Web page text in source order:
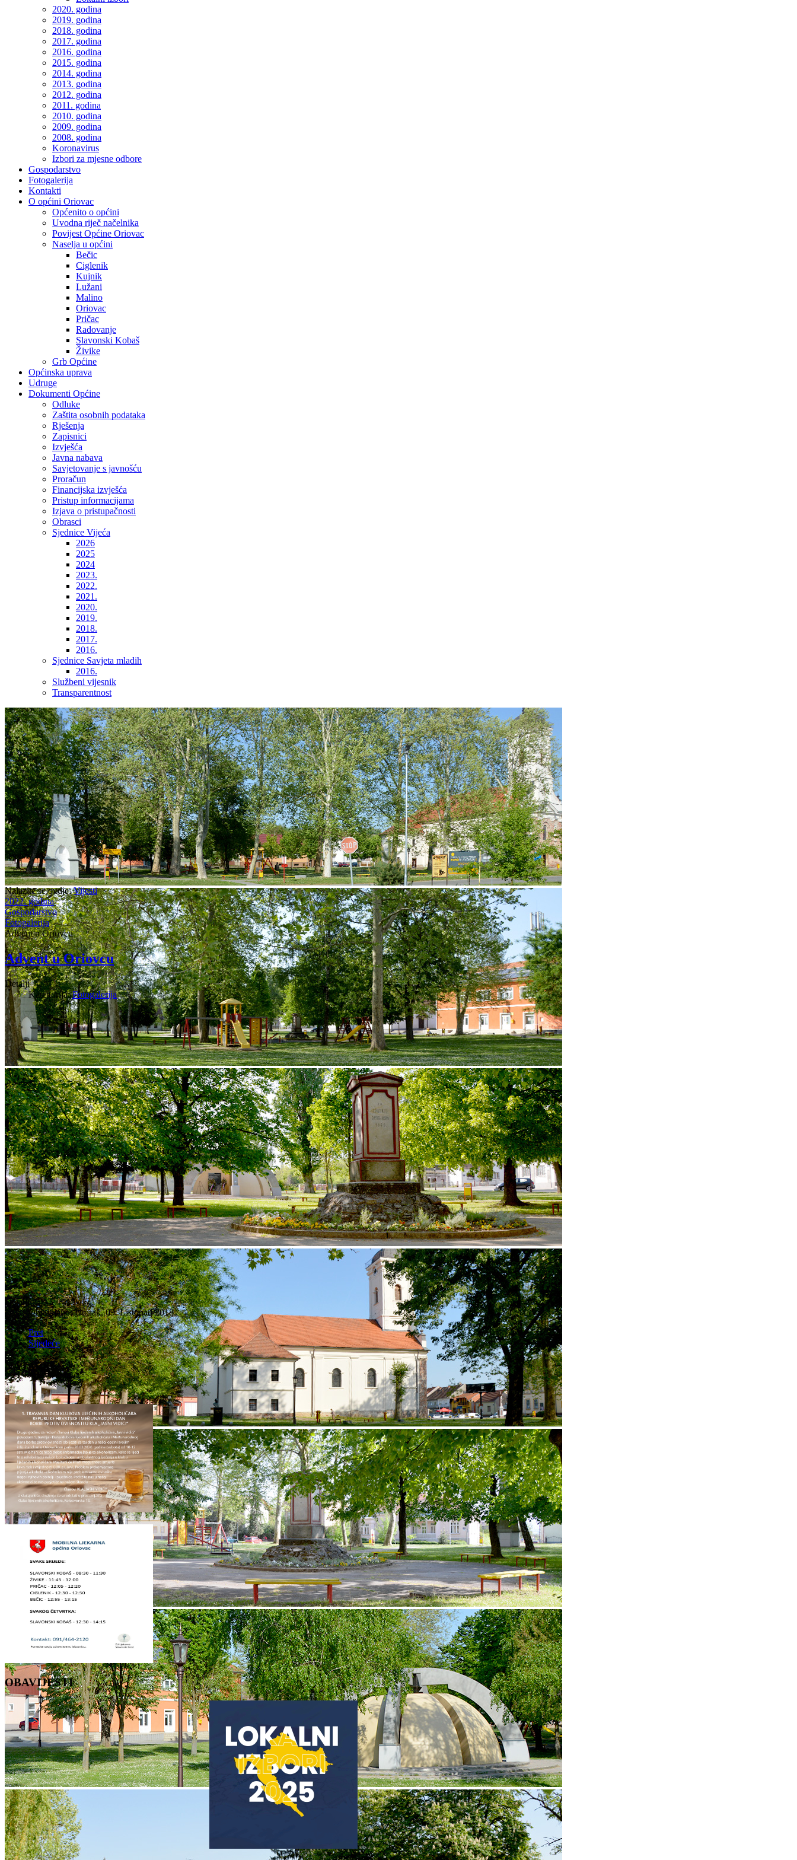
2020. godina
2019. godina
2018. godina
2017. godina
2016. godina
2015. godina
2014. godina
2013. godina
2012. godina
2011. godina
2010. godina
2009. godina
2008. godina
Koronavirus
Izbori za mjesne odbore
Gospodarstvo
Fotogalerija
Kontakti
O općini Oriovac
Općenito o općini
Uvodna riječ načelnika
Povijest Općine Oriovac
Naselja u općini
Bečic
Ciglenik
Kujnik
Lužani
Malino
Oriovac
Pričac
Radovanje
Slavonski Kobaš
Živike
Grb Općine
Općinska uprava
Udruge
Dokumenti Općine
Odluke
Zaštita osobnih podataka
Rješenja
Zapisnici
Izvješća
Javna nabava
Savjetovanje s javnošću
Proračun
Financijska izvješća
Pristup informacijama
Izjava o pristupačnosti
Obrasci
Sjednice Vijeća
2026
2025
2024
2023.
2022.
2021.
2020.
2019.
2018.
2017.
2016.
Sjednice Savjeta mladih
2016.
Službeni vijesnik
Transparentnost
Nalazite se ovdje:Vijesti
2022. godina
Gospodarstvo
Fotogalerija
Advent u Oriovcu
Advent u Oriovcu
Detalji
Kategorija:Fotogalerija
Detalji
Objavljeno: Utorak, 09. Listopad 2018.
Pret
Sljedeće
NAJAVE
OBAVIJESTI